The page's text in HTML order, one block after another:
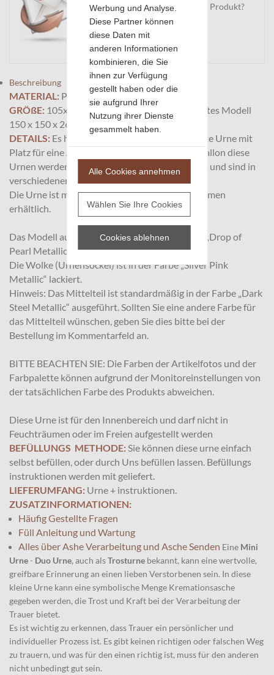
Haben Sie eine Frage zu diesem Produkt?
Bitte stellen Sie Ihre Frage
Mail
Beschreibung
MATERIAL: Polymeracryl + MDF
GRÖßE: 105x105x190 mm, Auch als vergrößertes Modell
150 x 150 x 267 mm erhältlich (siehe Fotos)
DETAILS: Es handelt sich um eine handgefertigte Urne mit
Platz für eine Aschemenge von ca. 0,20 Ltr.Im Ballon diese
Urnen werden auf Bestellung für Sie angefertigt und sind in
verschiedenen Farben erhältlich.
Die Urne ist mit oder ohne Gravurplatte im Rahmen
erhältlich.
Das Modell auf dem Hauptfoto ist in der Farbe „Drop of
Pearl Metallic“ lackiert.
Die Wolke (Urnensockel) ist in der Farbe „Silver Pink
Metallic“ lackiert.
Hinweis: Das Mittelteil ist standardmäßig in der Farbe „Dark
Steel Metallic“ ausgeführt. Sollten Sie eine andere Farbe für
das Mittelteil wünschen, geben Sie dies bitte bei der
Bestellung im Kommentarfeld an.
BITTE BEACHTEN SIE: Die Farben der Artikelfotos und der
Farbpalette können aufgrund der Monitoreinstellungen von
der tatsächlichen Farbe des Produkts abweichen.
Diese Urne ist für den Innenbereich und darf nicht in
Feuchträumen oder im Freien aufgestellt werden
BEFÜLLUNGS METHODE:Sie können diese urne einfach
selbst befüllen, oder durch Uns befüllen lassen. Befüllungs
instruktionen werden mit geliefert.
LIEFERUMFANG: Urne + instruktionen.
ZUSATZINFORMATIONEN:
Häufig Gestellte Fragen
Füll Anleitung und Wartung
Alles über Ashe Verarbeitung und Asche Senden Eine Mini
Urne- Duo Urne, auch alsTrosturne bekannt, kann eine wertvolle,
greifbare Erinnerung an einen lieben Verstorbenen sein. In diese
kleine Urne kann eine symbolische Menge Kremationsasche
gegeben werden, die Trost und Kraft bei der Verarbeitung der
Trauer bietet.
Es ist wichtig zu erkennen, dass Trauer ein persönlicher und
individueller Prozess ist. Es gibt keinen richtigen oder falschen Weg
zu trauern, und was für den einen richtig ist, muss für den anderen
nicht unbedingt gut sein.
Werbung und Analyse.
Diese Partner können
diese Daten mit
anderen Informationen
kombinieren, die Sie
ihnen zur Verfügung
gestellt haben oder die
sie aufgrund Ihrer
Nutzung ihrer Dienste
gesammelt haben.
Alle Cookies annehmen
Wählen Sie Ihre Cookies
Cookies ablehnen